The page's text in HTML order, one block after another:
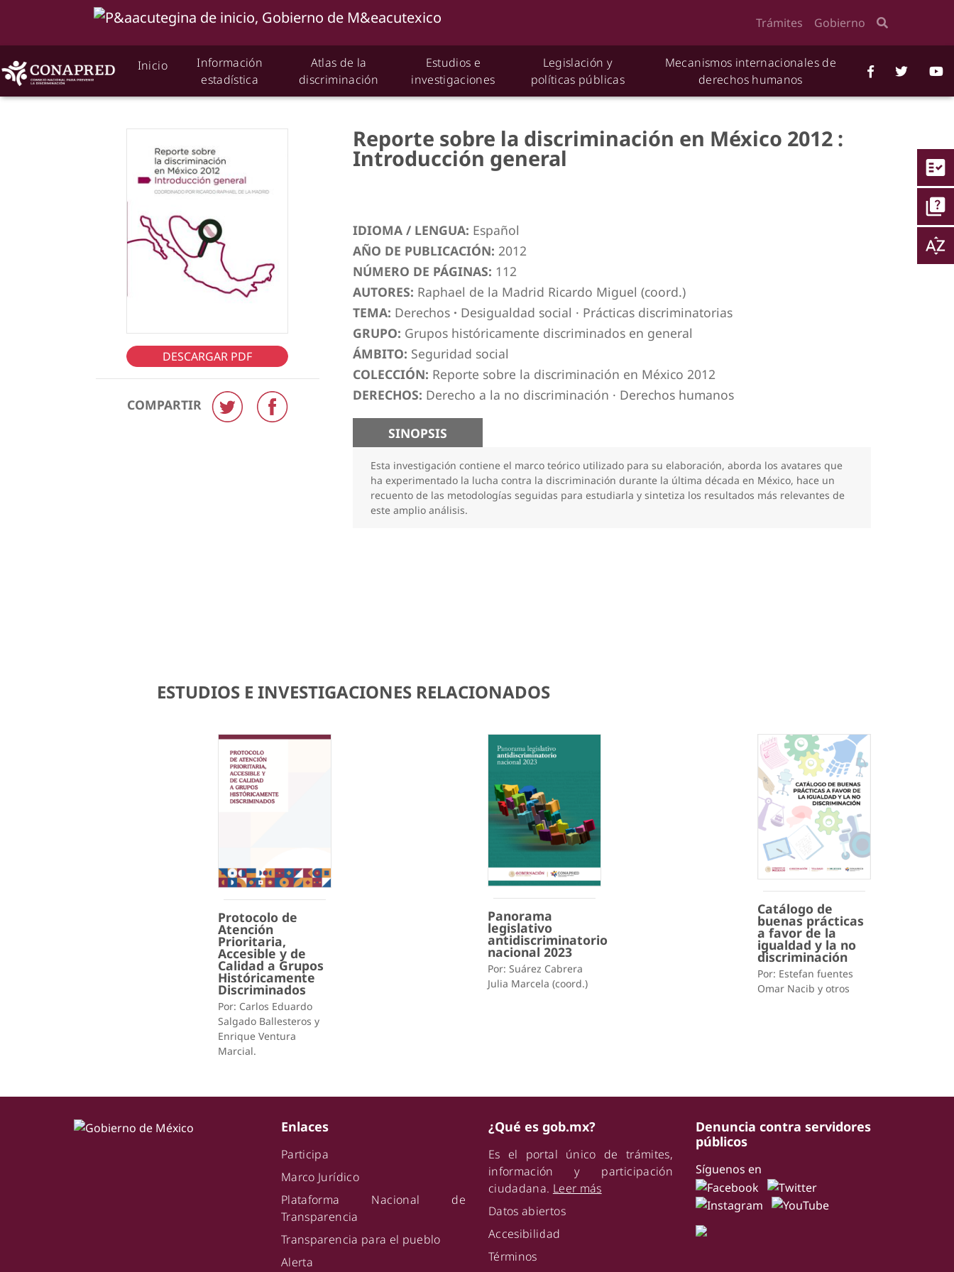
Trámites Gobierno
Inicio
Información
estadística
Atlas de la
discriminación
Estudios e
investigaciones
Legislación y
políticas públicas
Mecanismos internacionales de
derechos humanos
DESCARGAR PDF
COMPARTIR
Reporte sobre la discriminación en México 2012 :
Introducción general
IDIOMA / LENGUA: Español
AÑO DE PUBLICACIÓN: 2012
NÚMERO DE PÁGINAS: 112
AUTORES: Raphael de la Madrid Ricardo Miguel (coord.)
TEMA: Derechos · Desigualdad social · Prácticas discriminatorias
GRUPO: Grupos históricamente discriminados en general
ÁMBITO: Seguridad social
COLECCIÓN: Reporte sobre la discriminación en México 2012
DERECHOS: Derecho a la no discriminación · Derechos humanos
SINOPSIS
Esta investigación contiene el marco teórico utilizado para su elaboración, aborda los avatares que
ha experimentado la lucha contra la discriminación durante la última década en México, hace un
recuento de las metodologías seguidas para estudiarla y sintetiza los resultados más relevantes de
este amplio análisis.
ESTUDIOS E INVESTIGACIONES RELACIONADOS
Protocolo de
Atención
Prioritaria,
Accesible y de
Calidad a Grupos
Históricamente
Discriminados
Por: Carlos Eduardo
Salgado Ballesteros y
Enrique Ventura
Marcial.
Panorama
legislativo
antidiscriminatorio
nacional 2023
Por: Suárez Cabrera
Julia Marcela (coord.)
Catálogo de
buenas prácticas
a favor de la
igualdad y la no
discriminación
Por: Estefan fuentes
Omar Nacib y otros
fact_check
quiz
sort_by_alpha
Enlaces
Participa
Marco Jurídico
Plataforma Nacional de
Transparencia
Transparencia para el pueblo
Alerta
¿Qué es gob.mx?
Es el portal único de trámites,
información y participación
ciudadana. Leer más
Datos abiertos
Accesibilidad
Términos
Denuncia contra servidores
públicos
Síguenos en